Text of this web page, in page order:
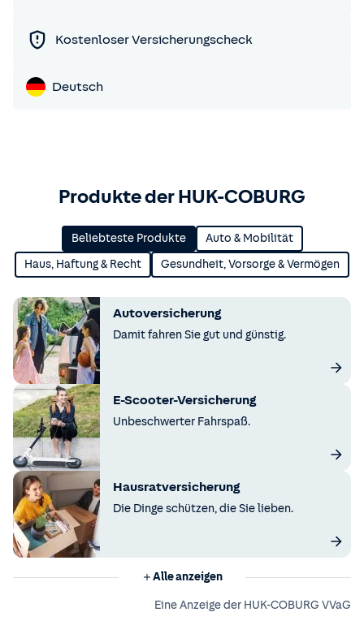
Kostenloser Versicherungscheck
Deutsch
Produkte der HUK-COBURG
Beliebteste Produkte Auto & Mobilität
Haus, Haftung & Recht Gesundheit, Vorsorge & Vermögen
Autoversicherung
Damit fahren Sie gut und günstig.
E-Scooter-Versicherung
Unbeschwerter Fahrspaß.
Hausratversicherung
Die Dinge schützen, die Sie lieben.
Alle anzeigen
Eine Anzeige der HUK-COBURG VVaG